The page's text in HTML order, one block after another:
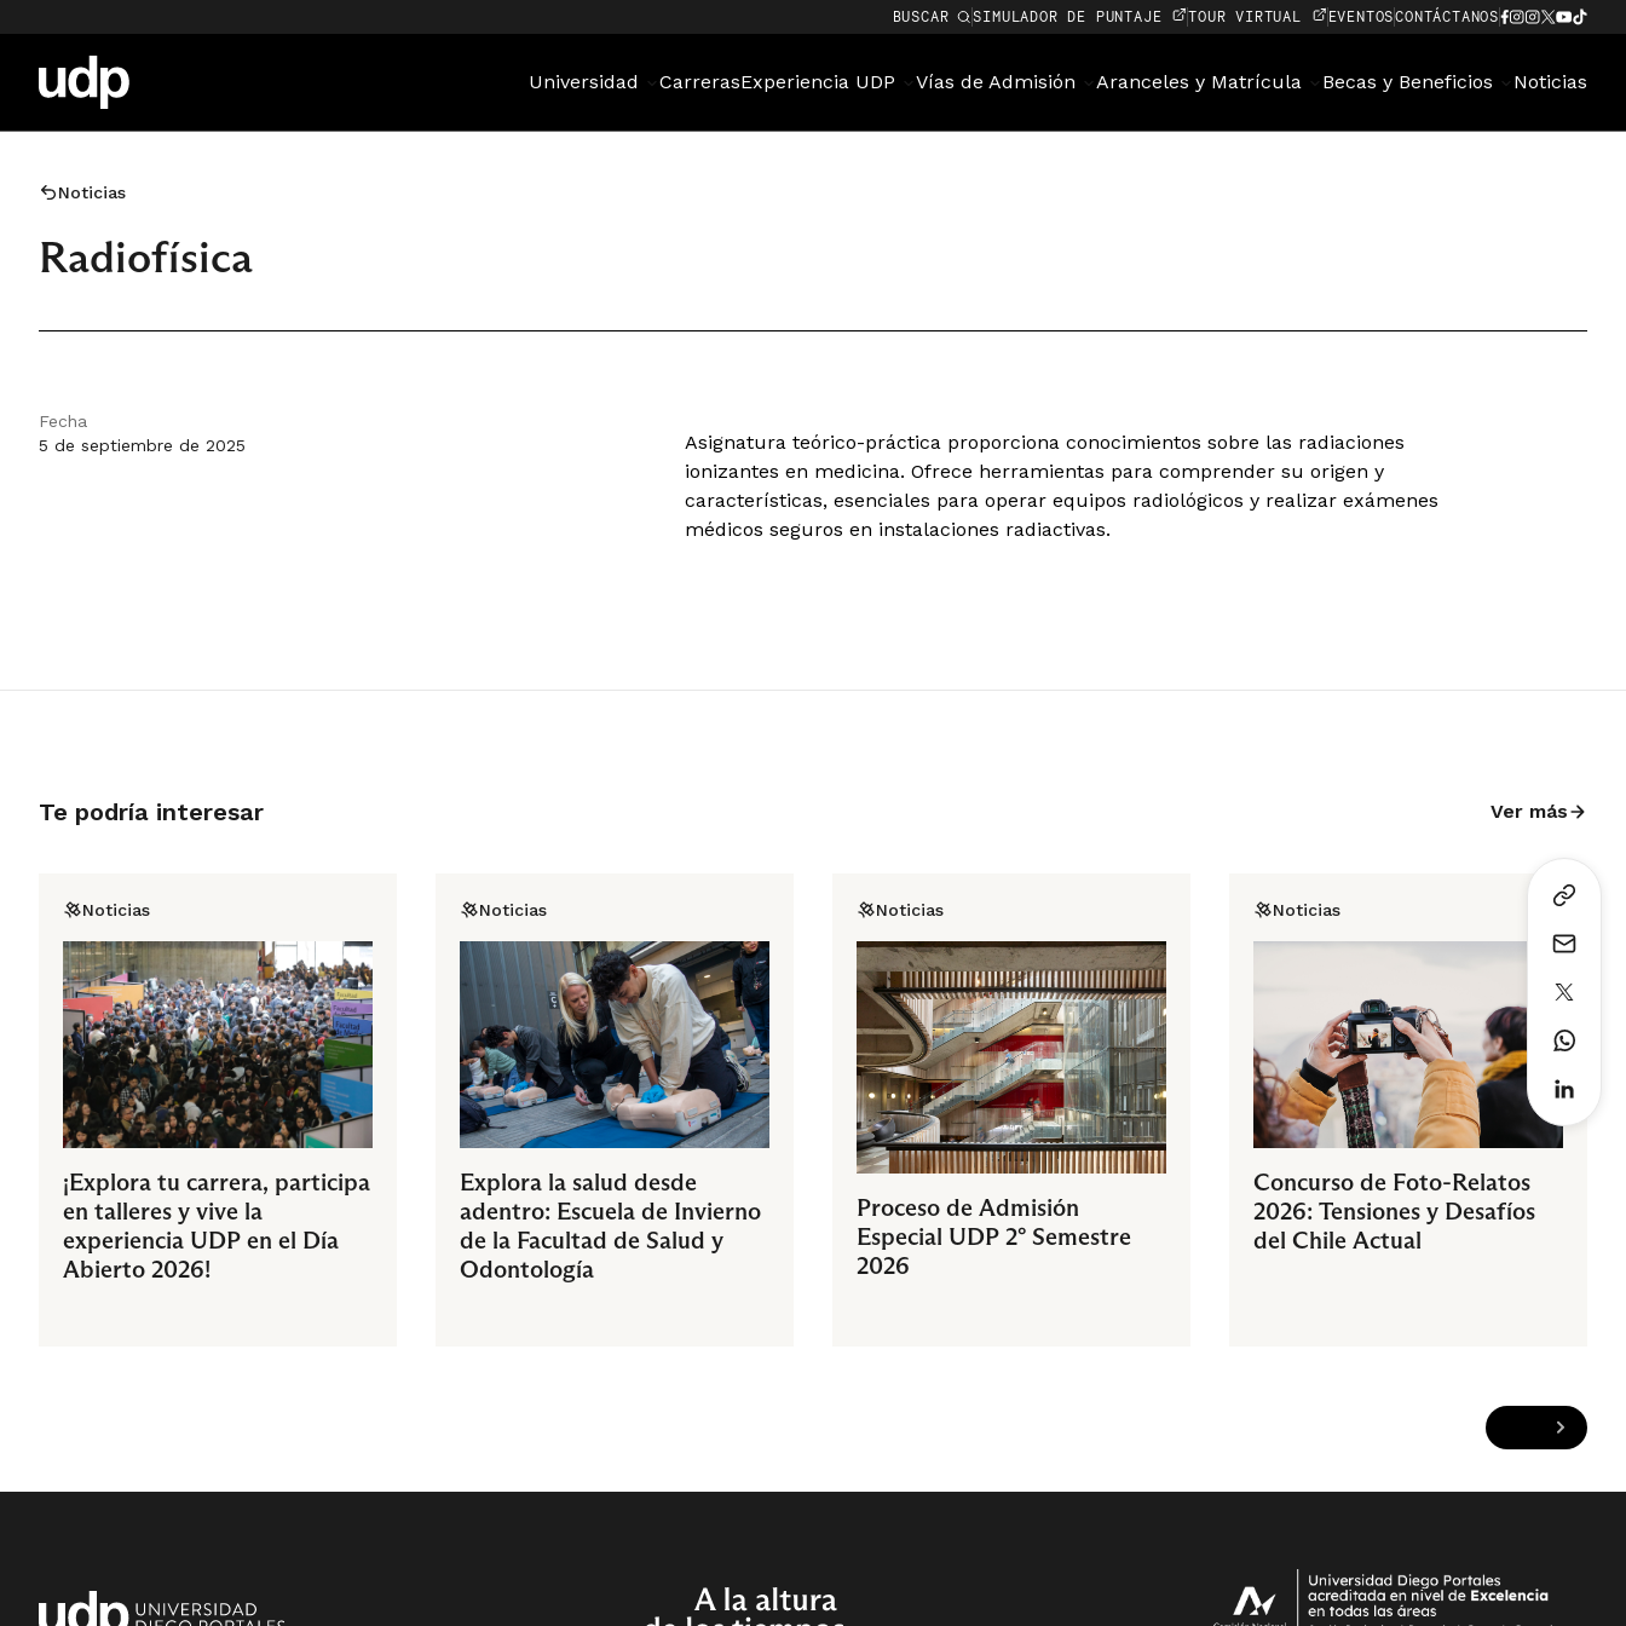
BUSCAR SIMULADOR DE PUNTAJE TOUR VIRTUAL EVENTOSCONTÁCTANOS
Universidad CarrerasExperiencia UDP Vías de Admisión Aranceles y Matrícula Becas y Beneficios Noticias
Noticias
Radiofísica
Fecha
5 de septiembre de 2025
Asignatura teórico-práctica proporciona conocimientos sobre las radiaciones
ionizantes en medicina. Ofrece herramientas para comprender su origen y
características, esenciales para operar equipos radiológicos y realizar exámenes
médicos seguros en instalaciones radiactivas.
Te podría interesar Ver más
Noticias
¡Explora tu carrera, participa
en talleres y vive la
experiencia UDP en el Día
Abierto 2026!
Noticias
Explora la salud desde
adentro: Escuela de Invierno
de la Facultad de Salud y
Odontología
Noticias
Proceso de Admisión
Especial UDP 2° Semestre
2026
Noticias
Concurso de Foto-Relatos
2026: Tensiones y Desafíos
del Chile Actual